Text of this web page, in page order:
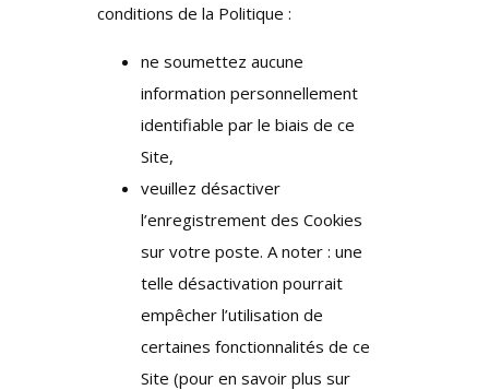
conditions de la Politique :
ne soumettez aucune
information personnellement
identifiable par le biais de ce
Site,
veuillez désactiver
l’enregistrement des Cookies
sur votre poste. A noter : une
telle désactivation pourrait
empêcher l’utilisation de
certaines fonctionnalités de ce
Site (pour en savoir plus sur